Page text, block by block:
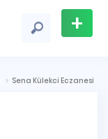
+
Ekle
Sena Külekci Eczanesi